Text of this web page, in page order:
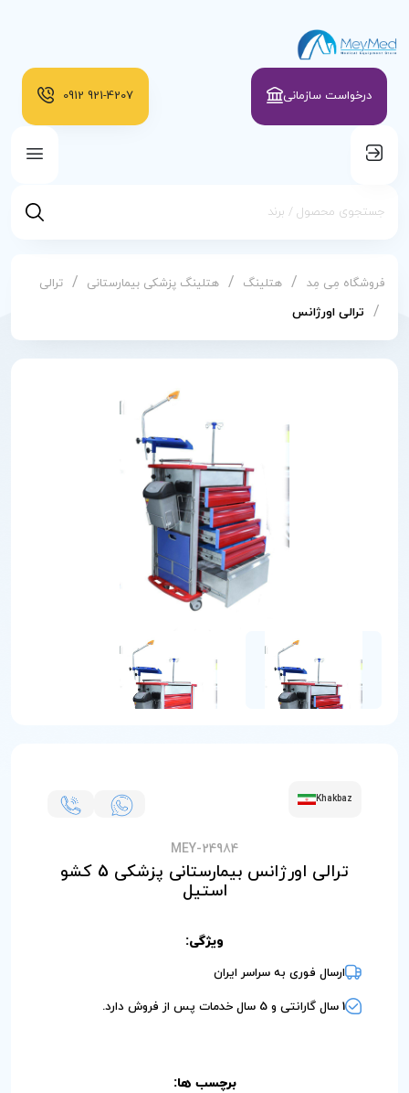
درخواست سازمانی 921-4207
0912
فروشگاه مِی مِد / هتلینگ / هتلینگ پزشکی بیمارستانی / ترالی
/ ترالی اورژانس
MEY-24984
ترالی اورژانس بیمارستانی پزشکی 5 کشو
استیل
Khakbaz
ویژگی:
ارسال فوری به سراسر ایران
1 سال گارانتی و 5 سال خدمات پس از فروش دارد.
برچسب ها: